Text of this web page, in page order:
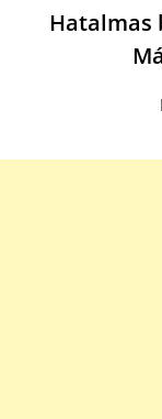
Hatalmas